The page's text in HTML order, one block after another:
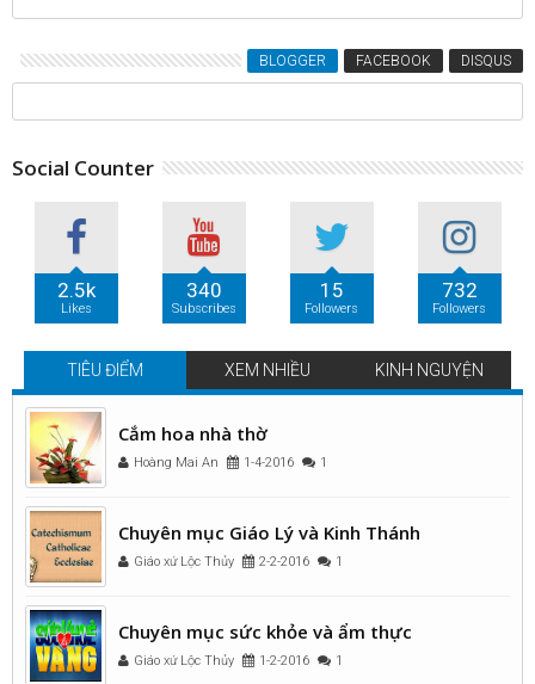
BLOGGER FACEBOOK DISQUS
Social Counter
2.5k
Likes
340
Subscribes
15
Followers
732
Followers
TIÊU ĐIỂM XEM NHIỀU KINH NGUYỆN
Cắm hoa nhà thờ
Hoàng Mai An 1-4-2016 1
Chuyên mục Giáo Lý và Kinh Thánh
Giáo xứ Lộc Thủy 2-2-2016 1
Chuyên mục sức khỏe và ẩm thực
Giáo xứ Lộc Thủy 1-2-2016 1